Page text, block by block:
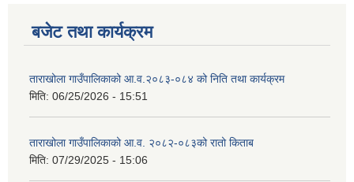
बजेट तथा कार्यक्रम
ताराखोला गाउँपालिकाको आ.व.२०८३-०८४ को निति तथा कार्यक्रम
मिति: 06/25/2026 - 15:51
ताराखोला गाउँपालिकाको आ.व. २०८२-०८३को रातो किताब
मिति: 07/29/2025 - 15:06